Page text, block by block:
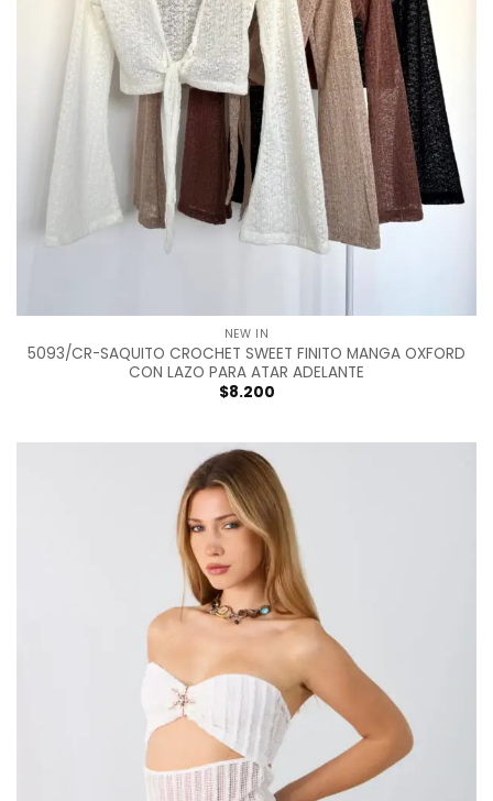
NEW IN
5093/CR-SAQUITO CROCHET SWEET FINITO MANGA OXFORD
CON LAZO PARA ATAR ADELANTE
$8.200